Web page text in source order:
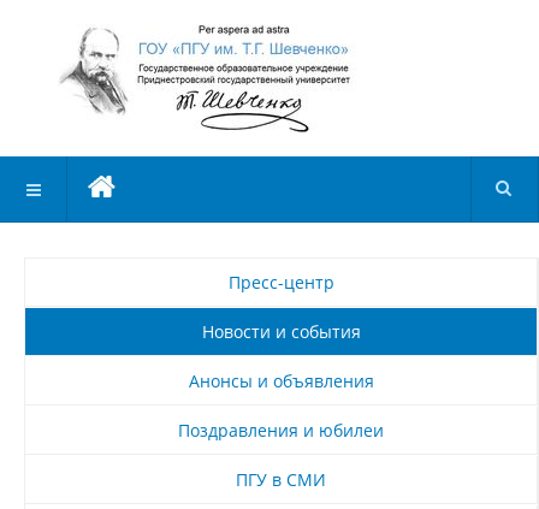
Пресс-центр
Новости и события
Анонсы и объявления
Поздравления и юбилеи
ПГУ в СМИ